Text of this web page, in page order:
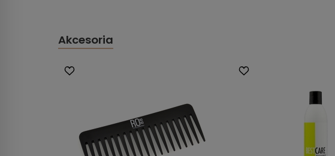
Akcesoria